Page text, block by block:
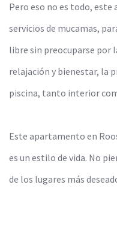
Pero eso no es todo,
servicios de mucamas,
libre sin preocuparse por
relajación y bienestar, la
piscina, tanto interior
Este apartamento en
es un estilo de vida. No
de los lugares más